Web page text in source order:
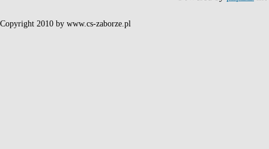
Copyright 2010 by www.cs-zaborze.pl